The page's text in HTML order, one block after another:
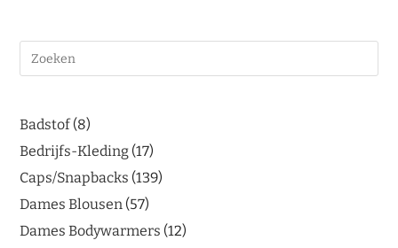
Badstof 8
Bedrijfs-Kleding 17
Caps/Snapbacks 139
Dames Blousen 57
Dames Bodywarmers 12